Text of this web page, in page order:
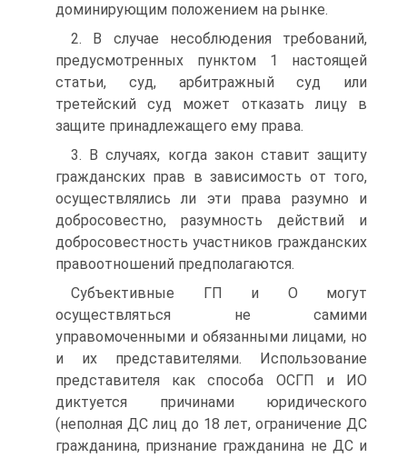
доминирующим положением на рынке.
2. В случае несоблюдения требований,
предусмотренных пунктом 1 настоящей
статьи, суд, арбитражный суд или
третейский суд может отказать лицу в
защите принадлежащего ему права.
3. В случаях, когда закон ставит защиту
гражданских прав в зависимость от того,
осуществлялись ли эти права разумно и
добросовестно, разумность действий и
добросовестность участников гражданских
правоотношений предполагаются.
Субъективные ГП и О могут
осуществляться не самими
управомоченными и обязанными лицами, но
и их представителями. Использование
представителя как способа ОСГП и ИО
диктуется причинами юридического
(неполная ДС лиц до 18 лет, ограничение ДС
гражданина, признание гражданина не ДС и